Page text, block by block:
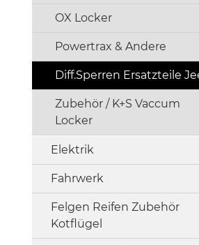
OX Locker
Powertrax & Andere
Diff.Sperren Ersatzteile
Zubehör / K+S Vaccum
Locker
Elektrik
Fahrwerk
Felgen Reifen Zubehör
Kotflügel